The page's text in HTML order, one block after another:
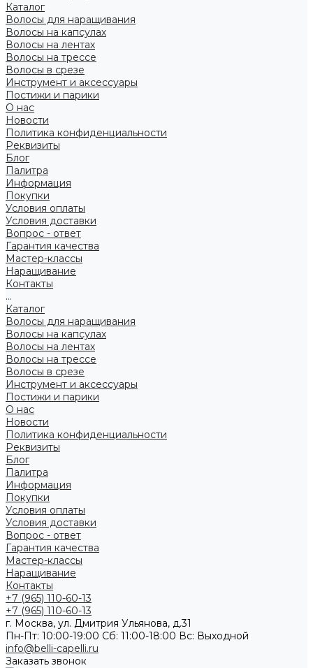
Каталог
Волосы для наращивания
Волосы на капсулах
Волосы на лентах
Волосы на трессе
Волосы в срезе
Инструмент и аксессуары
Постижи и парики
О нас
Новости
Политика конфиденциальности
Реквизиты
Блог
Палитра
Информация
Покупки
Условия оплаты
Условия доставки
Вопрос - ответ
Гарантия качества
Мастер-классы
Наращивание
Контакты
...
Каталог
Волосы для наращивания
Волосы на капсулах
Волосы на лентах
Волосы на трессе
Волосы в срезе
Инструмент и аксессуары
Постижи и парики
О нас
Новости
Политика конфиденциальности
Реквизиты
Блог
Палитра
Информация
Покупки
Условия оплаты
Условия доставки
Вопрос - ответ
Гарантия качества
Мастер-классы
Наращивание
Контакты
+7 (965) 110-60-13
+7 (965) 110-60-13
г. Москва, ул. Дмитрия Ульянова, д.31
Пн-Пт: 10:00-19:00 Cб: 11:00-18:00 Вс: Выходной
info@belli-capelli.ru
Заказать звонок